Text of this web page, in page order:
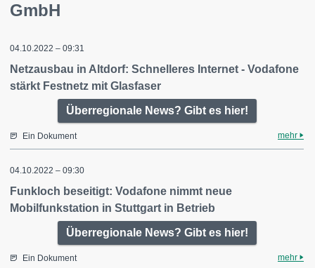
GmbH
04.10.2022 – 09:31
Netzausbau in Altdorf: Schnelleres Internet - Vodafone
stärkt Festnetz mit Glasfaser
Überregionale News? Gibt es hier!
Ein Dokument mehr
04.10.2022 – 09:30
Funkloch beseitigt: Vodafone nimmt neue
Mobilfunkstation in Stuttgart in Betrieb
Überregionale News? Gibt es hier!
Ein Dokument mehr